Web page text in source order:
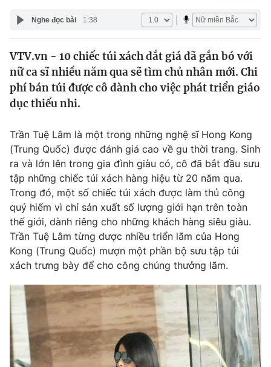
Y tế
Thế giới
Tin tức
Thế giới đó đây
Câu chuyện quốc tế
Kinh tế
Thị trường
Góc doanh nghiệp
Dữ liệu và đời sống
Truyền hình
Phim VTV
Hậu trường
Nhân vật
Khán giả
Giải sao mai
Giải trí
Điện ảnh
Âm nhạc
Đời sống
Du lịch
Làm đẹp
Chất lượng cuộc sống
Giáo dục
Tuyển sinh
Học trực tuyến
Công nghệ
Hitech Công nghệ tương lai
Sản phẩm
Giao lưu trực tuyến
Nghe đọc bài 1:38
VTV.vn - 10 chiếc túi xách đắt giá đã gắn bó với
nữ ca sĩ nhiều năm qua sẽ tìm chủ nhân mới. Chi
phí bán túi được cô dành cho việc phát triển giáo
dục thiếu nhi.
Trần Tuệ Lâm là một trong những nghệ sĩ Hong Kong
(Trung Quốc) được đánh giá cao về gu thời trang. Sinh
ra và lớn lên trong gia đình giàu có, cô đã bắt đầu sưu
tập những chiếc túi xách hàng hiệu từ 20 năm qua.
Trong đó, một số chiếc túi xách được làm thủ công
quý hiếm vì chỉ sản xuất số lượng giới hạn trên toàn
thế giới, dành riêng cho những khách hàng siêu giàu.
Trần Tuệ Lâm từng được nhiều triển lãm của Hong
Kong (Trung Quốc) mượn một phần bộ sưu tập túi
xách trưng bày để cho công chúng thưởng lãm.